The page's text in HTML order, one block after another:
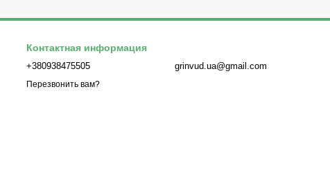
Контактная информация
+380938475505
Перезвонить вам?
grinvud.ua@gmail.com